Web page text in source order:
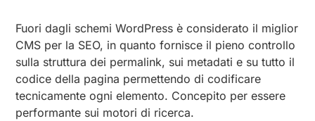
Fuori dagli schemi WordPress è considerato il miglior
CMS per la SEO, in quanto fornisce il pieno controllo
sulla struttura dei permalink, sui metadati e su tutto il
codice della pagina permettendo di codificare
tecnicamente ogni elemento. Concepito per essere
performante sui motori di ricerca.